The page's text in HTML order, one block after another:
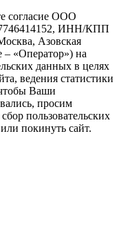
согласие ООО
ИНН/КПП
Азовская
– «Оператор») на
данных в целях
ведения статистики
Ваши
просим
пользовательских
покинуть сайт.